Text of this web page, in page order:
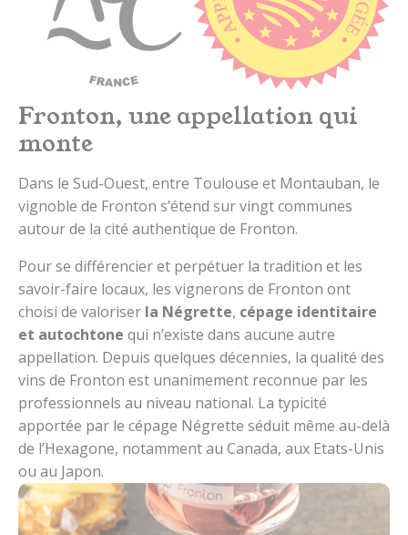
Fronton, une appellation qui
monte
Dans le Sud-Ouest, entre Toulouse et Montauban, le
vignoble de Fronton s’étend sur vingt communes
autour de la cité authentique de Fronton.
Pour se différencier et perpétuer la tradition et les
savoir-faire locaux, les vignerons de Fronton ont
choisi de valoriser la Négrette, cépage identitaire
et autochtone qui n’existe dans aucune autre
appellation. Depuis quelques décennies, la qualité des
vins de Fronton est unanimement reconnue par les
professionnels au niveau national. La typicité
apportée par le cépage Négrette séduit même au-delà
de l’Hexagone, notamment au Canada, aux Etats-Unis
ou au Japon.